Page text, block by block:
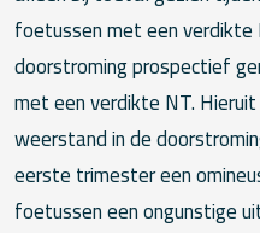
foetussen met een verdikte
doorstroming prospectief
met een verdikte NT.
weerstand in de
eerste trimester een
foetussen een ongunstige